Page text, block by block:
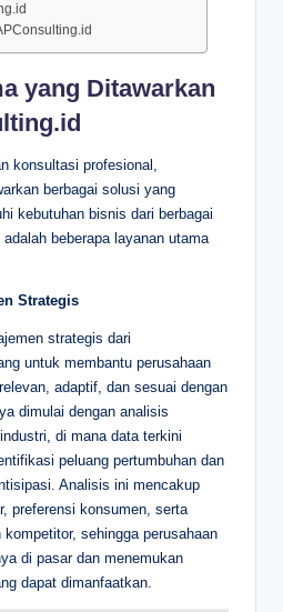
yang Ditawarkan
konsultasi profesional,
berbagai solusi yang
kebutuhan bisnis dari berbagai
beberapa layanan utama
Strategis
strategis dari
untuk membantu perusahaan
adaptif, dan sesuai dengan
dimulai dengan analisis
di mana data terkini
peluang pertumbuhan dan
Analisis ini mencakup
preferensi konsumen, serta
sehingga perusahaan
di pasar dan menemukan
dapat dimanfaatkan.